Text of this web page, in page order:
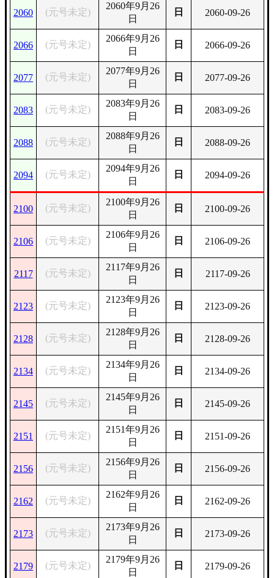
2060 (元号未定)
2060年9月26
日
日 2060-09-26
2066 (元号未定)
2066年9月26
日
日 2066-09-26
2077 (元号未定)
2077年9月26
日
日 2077-09-26
2083 (元号未定)
2083年9月26
日
日 2083-09-26
2088 (元号未定)
2088年9月26
日
日 2088-09-26
2094 (元号未定)
2094年9月26
日
日 2094-09-26
2100 (元号未定)
2100年9月26
日
日 2100-09-26
2106 (元号未定)
2106年9月26
日
日 2106-09-26
2117 (元号未定)
2117年9月26
日
日 2117-09-26
2123 (元号未定)
2123年9月26
日
日 2123-09-26
2128 (元号未定)
2128年9月26
日
日 2128-09-26
2134 (元号未定)
2134年9月26
日
日 2134-09-26
2145 (元号未定)
2145年9月26
日
日 2145-09-26
2151 (元号未定)
2151年9月26
日
日 2151-09-26
2156 (元号未定)
2156年9月26
日
日 2156-09-26
2162 (元号未定)
2162年9月26
日
日 2162-09-26
2173 (元号未定)
2173年9月26
日
日 2173-09-26
2179 (元号未定)
2179年9月26
日
日 2179-09-26